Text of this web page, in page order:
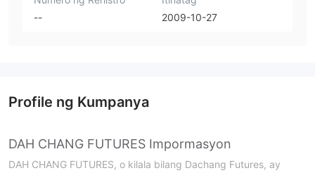
--
2009-10-27
Profile ng Kumpanya
DAH CHANG FUTURES Impormasyon
DAH CHANG FUTURES, o kilala bilang Dachang Futures, ay